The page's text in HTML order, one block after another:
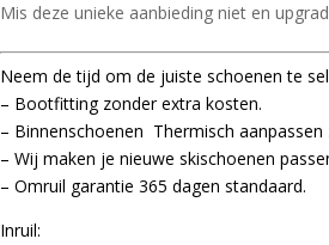
Mis deze unieke aanbieding niet en
Neem de tijd om de juiste schoenen te
– Bootfitting zonder extra kosten.
– Binnenschoenen Thermisch
– Wij maken je nieuwe skischoenen
– Omruil garantie 365 dagen standaard.
Inruil: